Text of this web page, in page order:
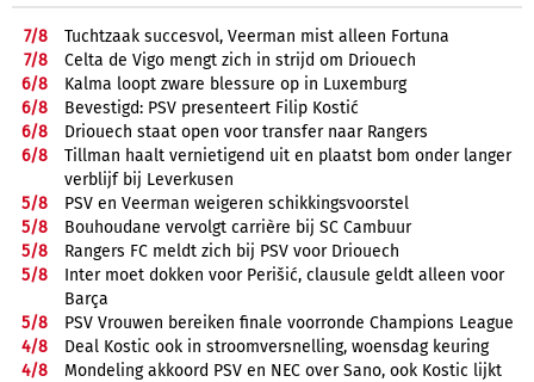
7/8
Tuchtzaak succesvol, Veerman mist alleen Fortuna
7/8
Celta de Vigo mengt zich in strijd om Driouech
6/8
Kalma loopt zware blessure op in Luxemburg
6/8
Bevestigd: PSV presenteert Filip Kostić
6/8
Driouech staat open voor transfer naar Rangers
6/8
Tillman haalt vernietigend uit en plaatst bom onder langer
verblijf bij Leverkusen
5/8
PSV en Veerman weigeren schikkingsvoorstel
5/8
Bouhoudane vervolgt carrière bij SC Cambuur
5/8
Rangers FC meldt zich bij PSV voor Driouech
5/8
Inter moet dokken voor Perišić, clausule geldt alleen voor
Barça
5/8
PSV Vrouwen bereiken finale voorronde Champions League
4/8
Deal Kostic ook in stroomversnelling, woensdag keuring
4/8
Mondeling akkoord PSV en NEC over Sano, ook Kostic lijkt